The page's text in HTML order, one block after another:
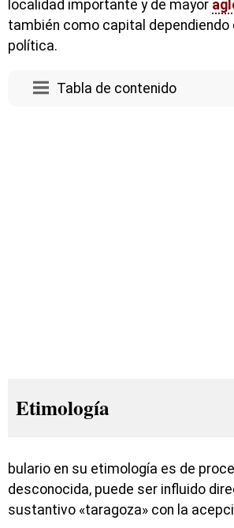
localidad importante y de mayor
también como capital dependiendo
política.
Tabla de contenido
Etimología
bulario en su etimología es de
desconocida, puede ser influido
sustantivo «taragoza» con la